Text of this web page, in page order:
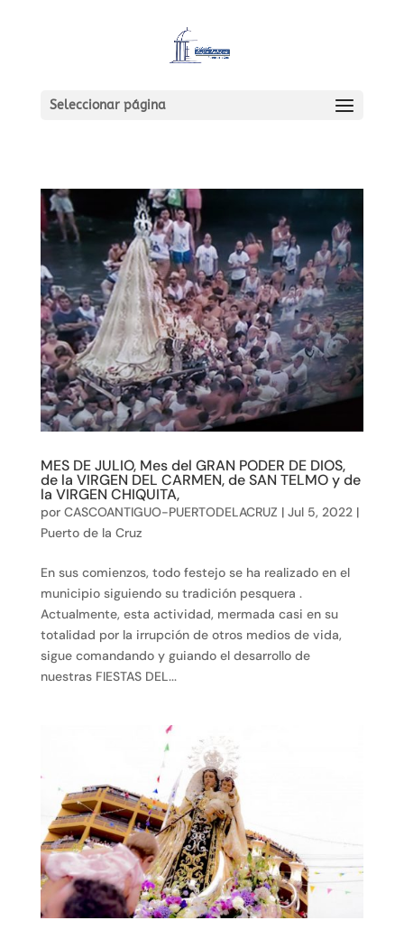
Seleccionar página
MES DE JULIO, Mes del GRAN PODER DE DIOS,
de la VIRGEN DEL CARMEN, de SAN TELMO y de
la VIRGEN CHIQUITA,
por CASCOANTIGUO-PUERTODELACRUZ | Jul 5, 2022|
Puerto de la Cruz
En sus comienzos, todo festejo se ha realizado en el
municipio siguiendo su tradición pesquera .
Actualmente, esta actividad, mermada casi en su
totalidad por la irrupción de otros medios de vida,
sigue comandando y guiando el desarrollo de
nuestras FIESTAS DEL...